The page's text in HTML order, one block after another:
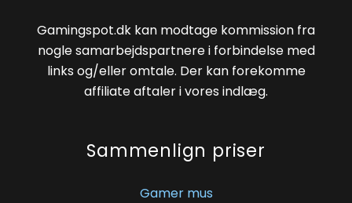
Gamingspot.dk kan modtage kommission fra
nogle samarbejdspartnere i forbindelse med
links og/eller omtale. Der kan forekomme
affiliate aftaler i vores indlæg.
Sammenlign priser
Gamer mus